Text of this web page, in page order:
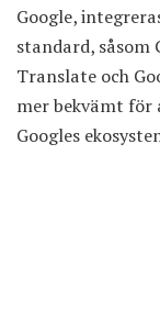
Google,
standard, såsom
Translate och
mer bekvämt för
Googles